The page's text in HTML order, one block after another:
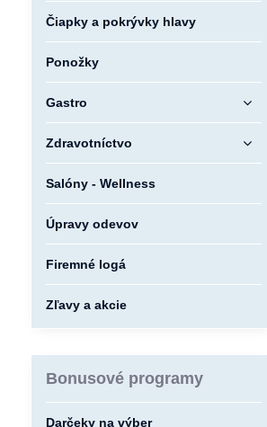
Čiapky a pokrývky hlavy
Ponožky
Gastro
Zdravotníctvo
Salóny - Wellness
Úpravy odevov
Firemné logá
Zľavy a akcie
Bonusové programy
Darčeky na výber